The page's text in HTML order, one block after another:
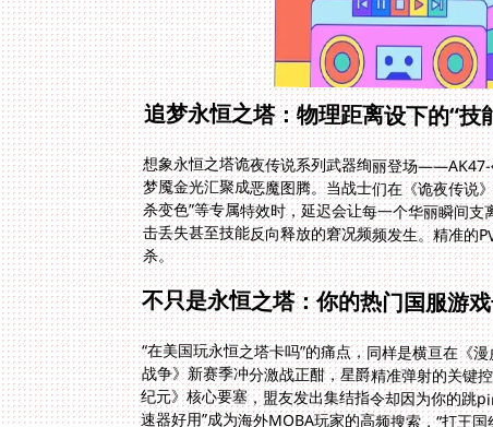
追梦永恒之塔：物理距离设下的“技
想象永恒之塔诡夜传说系列武器绚丽登场
梦魇金光汇聚成恶魔图腾。当战士们在《诡夜传说
杀变色”等专属特效时，延迟会让每一个华丽瞬间
击丢失甚至技能反向释放的窘况频频发生。精准的
杀。
不只是永恒之塔：你的热门国服游
“在美国玩永恒之塔卡吗”的痛点，同样是横亘在《
战争》新赛季冲分激战正酣，星爵精准弹射的关键
纪元》核心要塞，盟友发出集结指令却因为你的跳
速器好用”成为海外MOBA玩家的高频搜索，“打王